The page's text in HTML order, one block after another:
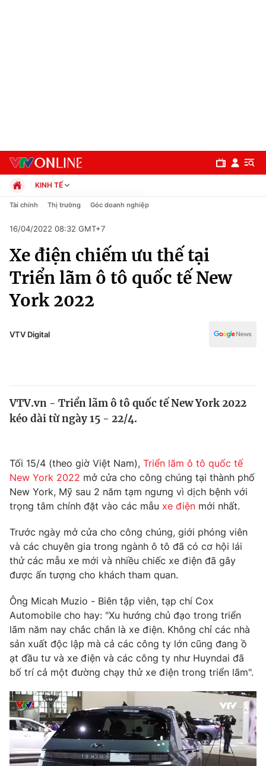
Chuyên mục
Chính trị
Xã hội
Pháp luật
Thế giới
Thế giới đó đây
Câu chuyện quốc tế
Tài chính
Thị trường
Góc doanh nghiệp
Dữ liệu và đời sống
Truyền hình
Phim VTV
Hậu trường
Nhân vật
Khán giả
Giải sao mai
Giải trí
Điện ảnh
Âm nhạc
Sao
Đời sống
Du lịch
Làm đẹp
Chất lượng cuộc sống
Giáo dục
Tuyển sinh
Học trực tuyến
Công nghệ
Hitech Công nghệ tương lai
Sản phẩm
Thị trường
Tư vấn
Lịch phát sóng
Chuyên mục khác
KINH TẾ
Chính trị
Pháp luật
Kinh tế
Thể thao
Truyền hình
Văn hóa - Giải trí
Tài chính Thị trường Góc doanh nghiệp
16/04/2022 08:32 GMT+7
Xe điện chiếm ưu thế tại
Triển lãm ô tô quốc tế New
York 2022
VTV Digital
VTV.vn - Triển lãm ô tô quốc tế New York 2022
kéo dài từ ngày 15 - 22/4.
Tối 15/4 (theo giờ Việt Nam), Triển lãm ô tô quốc tế
New York 2022 mở cửa cho công chúng tại thành phố
New York, Mỹ sau 2 năm tạm ngưng vì dịch bệnh với
trọng tâm chính đặt vào các mẫu xe điện mới nhất.
Trước ngày mở cửa cho công chúng, giới phóng viên
và các chuyên gia trong ngành ô tô đã có cơ hội lái
thử các mẫu xe mới và nhiều chiếc xe điện đã gây
được ấn tượng cho khách tham quan.
Ông Micah Muzio - Biên tập viên, tạp chí Cox
Automobile cho hay: "Xu hướng chủ đạo trong triển
lãm năm nay chắc chắn là xe điện. Không chỉ các nhà
sản xuất độc lập mà cả các công ty lớn cũng đang ồ
ạt đầu tư và xe điện và các công ty như Huyndai đã
bố trí cả một đường chạy thử xe điện trong triển lãm".